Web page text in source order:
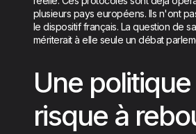
plusieurs pays européens. Ils n'ont
le dispositif français. La question de
mériterait à elle seule un débat
Une
risque à